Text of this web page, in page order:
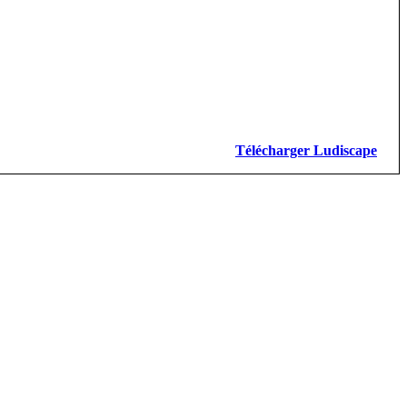
Télécharger Ludiscape